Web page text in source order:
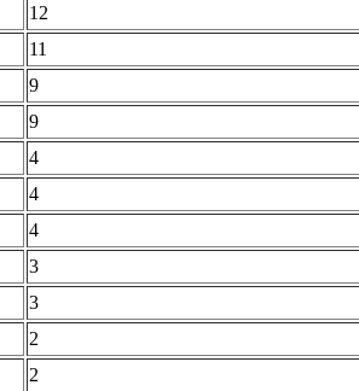
12
11
9
9
4
4
4
3
3
2
2